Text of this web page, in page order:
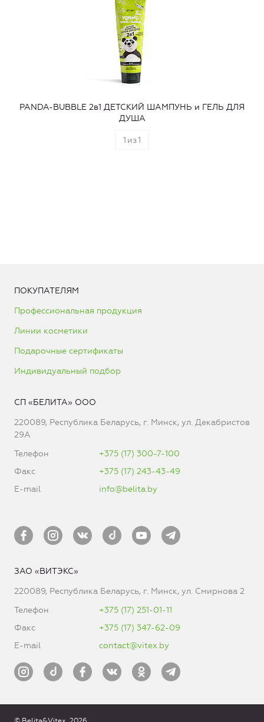
PANDA-BUBBLE 2в1 ДЕТСКИЙ ШАМПУНЬ и ГЕЛЬ ДЛЯ
ДУША
1 из1
ПОКУПАТЕЛЯМ
Профессиональная продукция
Линии косметики
Подарочные сертификаты
Индивидуальный подбор
СП «БЕЛИТА» ООО
220089, Республика Беларусь, г. Минск, ул. Декабристов
29А
Телефон
+375 (17) 300-7-100
Факс
+375 (17) 243-43-49
E-mail
info@belita.by
ЗАО «ВИТЭКС»
220089, Республика Беларусь, г. Минск, ул. Смирнова 2
Телефон
+375 (17) 251-01-11
Факс
+375 (17) 347-62-09
E-mail
contact@vitex.by